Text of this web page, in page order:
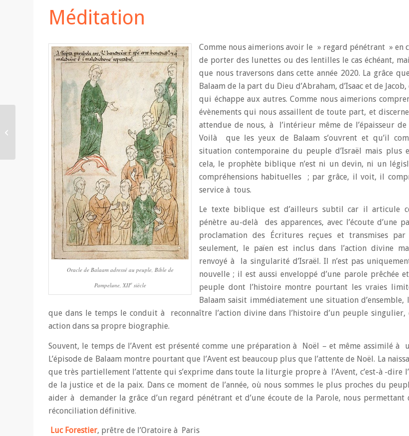
Méditation
Oracle de Balaam adressé au peuple, Bible de
Pampelune, XIIesiècle
Comme nous aimerions avoir le » regard pénétrant » en
de porter des lunettes ou des lentilles le cas échéant,
que nous traversons dans cette année 2020. La grâce
Balaam de la part du Dieu d’Abraham, d’Isaac et de
qui échappe aux autres. Comme nous aimerions
évènements qui nous assaillent de toute part, et
attendue de nous, à l’intérieur même de l’épaisseur
Voilà que les yeux de Balaam s’ouvrent et qu’il
situation contemporaine du peuple d’Israël mais plus
cela, le prophète biblique n’est ni un devin, ni un
compréhensions habituelles ; par grâce, il voit, il
service à tous.
Le texte biblique est d’ailleurs subtil car il articule
pénètre au-delà des apparences, avec l’écoute d’une
proclamation des Écritures reçues et transmises
seulement, le païen est inclus dans l’action divine
renvoyé à la singularité d’Israël. Il n’est pas
nouvelle ; il est aussi enveloppé d’une parole prêchée
peuple dont l’histoire montre pourtant les vraies
Balaam saisit immédiatement une situation
que dans le temps le conduit à reconnaître l’action divine dans l’histoire d’un peuple
action dans sa propre biographie.
Souvent, le temps de l’Avent est présenté comme une préparation à Noël – et même assimilé à
L’épisode de Balaam montre pourtant que l’Avent est beaucoup plus que l’attente de Noël. La
que très partiellement l’attente qui s’exprime dans toute la liturgie propre à l’Avent, c’est-à -dire
de la justice et de la paix. Dans ce moment de l’année, où nous sommes le plus proches du
aider à demander la grâce d’un regard pénétrant et d’une écoute de la Parole, nous permettant
réconciliation définitive.
Luc Forestier, prêtre de l’Oratoire à Paris
Méditation biblique du
P. Michel Quesnel